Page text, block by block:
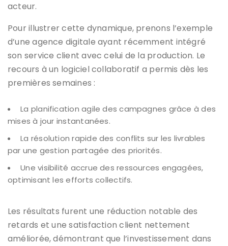
acteur.
Pour illustrer cette dynamique, prenons l’exemple
d’une agence digitale ayant récemment intégré
son service client avec celui de la production. Le
recours à un logiciel collaboratif a permis dès les
premières semaines :
La planification agile des campagnes grâce à des
mises à jour instantanées.
La résolution rapide des conflits sur les livrables
par une gestion partagée des priorités.
Une visibilité accrue des ressources engagées,
optimisant les efforts collectifs.
Les résultats furent une réduction notable des
retards et une satisfaction client nettement
améliorée, démontrant que l’investissement dans